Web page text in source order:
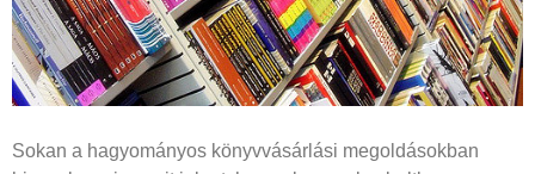
Sokan a hagyományos könyvvásárlási megoldásokban